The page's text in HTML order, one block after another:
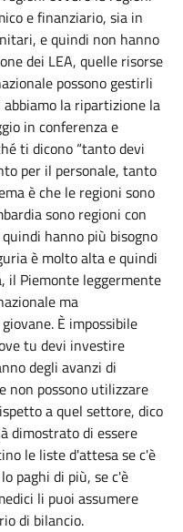
e finanziario, sia in
e quindi non hanno
dei LEA, quelle risorse
possono gestirli
la ripartizione la
in conferenza e
ti dicono “tanto devi
per il personale, tanto
è che le regioni sono
sono regioni con
hanno più bisogno
è molto alta e quindi
il Piemonte leggermente
ma
È impossibile
tu devi investire
degli avanzi di
non possono utilizzare
a quel settore, dico
dimostrato di essere
le liste d'attesa se c'è
paghi di più, se c'è
li puoi assumere
di bilancio.